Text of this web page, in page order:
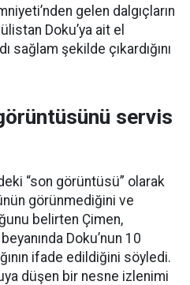
gelen dalgıçların
Doku’ya ait el
sağlam şekilde çıkardığını
servis
“son görüntüsü” olarak
görünmediğini ve
belirten Çimen,
Doku’nun 10
ifade edildiğini söyledi.
düşen bir nesne izlenimi